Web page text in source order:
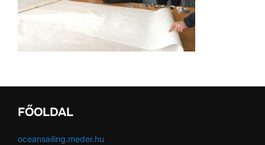
FŐOLDAL
oceansailing.meder.hu